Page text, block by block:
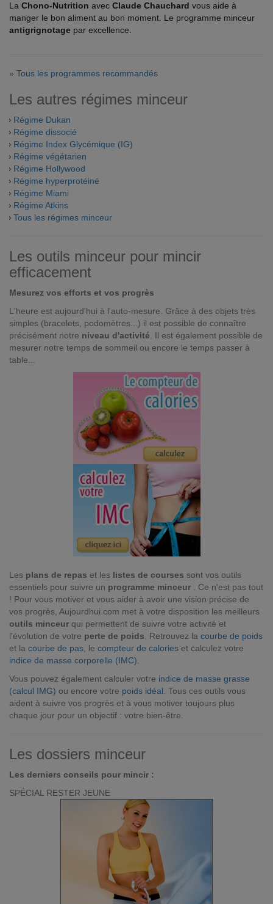
La Chono-Nutrition avec Claude Chauchard vous aide à
manger le bon aliment au bon moment. Le programme minceur
antigrignotage par excellence.
» Tous les programmes recommandés
Les autres régimes minceur
Régime Dukan
Régime dissocié
Régime Index Glycémique (IG)
Régime végétarien
Régime Hollywood
Régime hyperprotéiné
Régime Miami
Régime Atkins
Tous les régimes minceur
Les outils minceur pour mincir
efficacement
Mesurez vos efforts et vos progrès
L'heure est aujourd'hui à l'auto-mesure. Grâce à des objets très
simples (bracelets, podomètres...) il est possible de connaître
précisément notre niveau d'activité . Il est également possible de
mesurer notre temps de sommeil ou encore le temps passer à
table...
Les plans de repas et les listes de courses sont vos outils
essentiels pour suivre un programme minceur
. Ce n'est pas tout
! Pour vous motiver et vous aider à avoir une vision précise de
vos progrès, Aujourdhui.com met à votre disposition les meilleurs
outils minceur qui permettent de suivre votre activité et
l'évolution de votre perte de poids . Retrouvez la courbe de poids
et la courbe de pas , le compteur de calories et calculez votre
indice de masse corporelle (IMC)
Vous pouvez également calculer votre indice de masse grasse
(calcul IMG) ou encore votre poids idéal . Tous ces outils vous
aident à suivre vos progrès et à vous motiver toujours plus
chaque jour pour un objectif : votre bien-être.
Les dossiers minceur
Les derniers conseils pour mincir :
SPÉCIAL RESTER JEUNE